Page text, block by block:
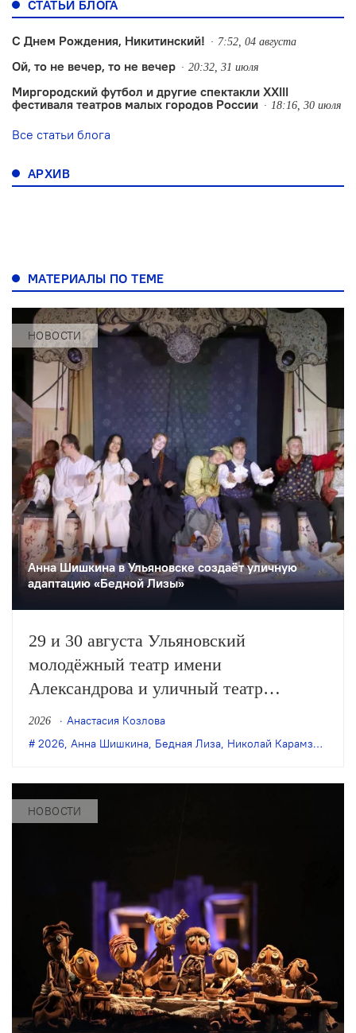
СТАТЬИ БЛОГА
С Днем Рождения, Никитинский! 7:52, 04 августа
Ой, то не вечер, то не вечер 20:32, 31 июля
Миргородский футбол и другие спектакли XXIII
фестиваля театров малых городов России
18:16, 30 июля
Все статьи блога
АРХИВ
МАТЕРИАЛЫ ПО ТЕМЕ
НОВОСТИ
Анна Шишкина в Ульяновске создаëт уличную
адаптацию «Бедной Лизы»
29 и 30 августа Ульяновский
молодёжный театр имени
Александрова и уличный театр
«Странствующие куклы господина
Пэжо» из Санкт-Петербурга покажут
«Бедная Лиза» по одноимённой
повести Карамзина. Постановка
2026
Анастасия Козлова
2026, Анна Шишкина, Бедная Лиза, Николай Карамзин
НОВОСТИ